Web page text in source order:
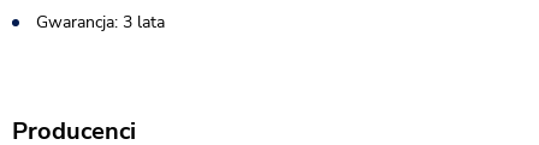
Gwarancja: 3 lata
Producenci